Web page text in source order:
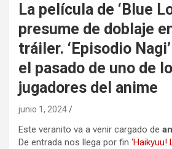
La película de ‘Blue
presume de doblaje
tráiler. ‘Episodio
el pasado de uno de
jugadores del anime
junio 1, 2024
Este veranito va a venir cargado de
De entrada nos llega por fin ‘Haikyuu!